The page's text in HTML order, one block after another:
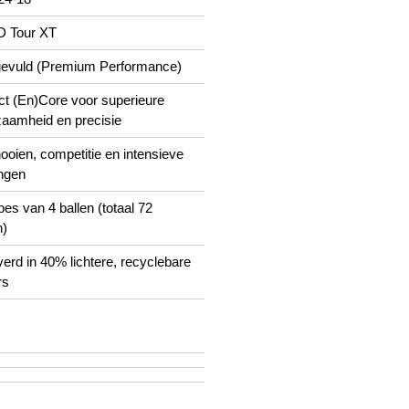
Tour XT
(Premium Performance)
(En)Core voor superieure
en precisie
competitie en intensieve
van 4 ballen (totaal 72
in 40% lichtere, recyclebare